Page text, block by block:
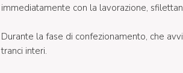
immediatamente con la lavorazione,
Durante la fase di confezionamento, che
tranci interi.